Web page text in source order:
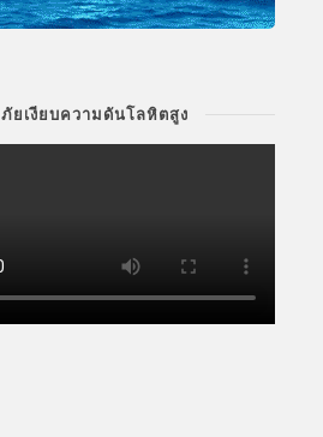
ภัยเงียบความดันโลหิตสูง